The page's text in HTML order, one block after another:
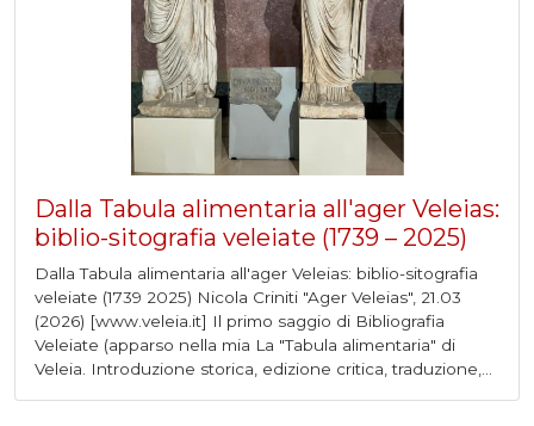
Dalla Tabula alimentaria all'ager Veleias:
biblio-sitografia veleiate (1739 – 2025)
Dalla Tabula alimentaria all'ager Veleias: biblio-sitografia
veleiate (1739 2025) Nicola Criniti "Ager Veleias", 21.03
(2026) [www.veleia.it] Il primo saggio di Bibliografia
Veleiate (apparso nella mia La "Tabula alimentaria" di
Veleia. Introduzione storica, edizione critica, traduzione,...